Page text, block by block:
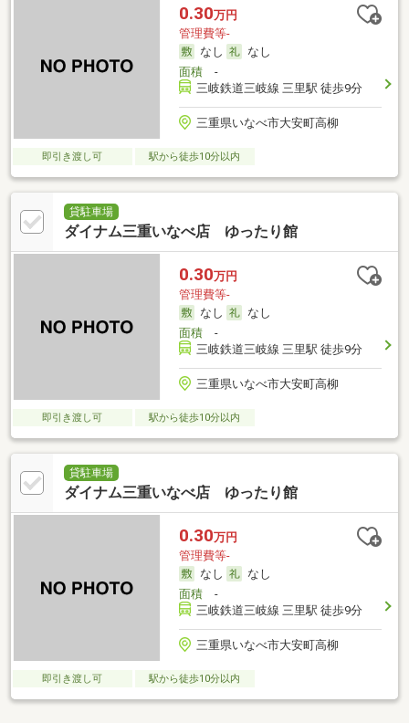
0.30万円
管理費等-
なし
なし
面積-
三岐鉄道三岐線 三里駅 徒歩9分
三重県いなべ市大安町高柳
即引き渡し可 駅から徒歩10分以内
貸駐車場
ダイナム三重いなべ店 ゆったり館
0.30万円
管理費等-
なし
なし
面積-
三岐鉄道三岐線 三里駅 徒歩9分
三重県いなべ市大安町高柳
即引き渡し可 駅から徒歩10分以内
貸駐車場
ダイナム三重いなべ店 ゆったり館
0.30万円
管理費等-
なし
なし
面積-
三岐鉄道三岐線 三里駅 徒歩9分
三重県いなべ市大安町高柳
即引き渡し可 駅から徒歩10分以内